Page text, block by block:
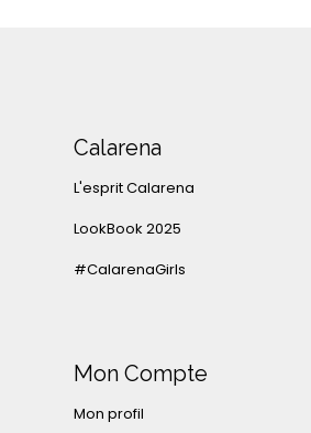
Calarena
L'esprit Calarena
LookBook 2025
#CalarenaGirls
Mon Compte
Mon profil